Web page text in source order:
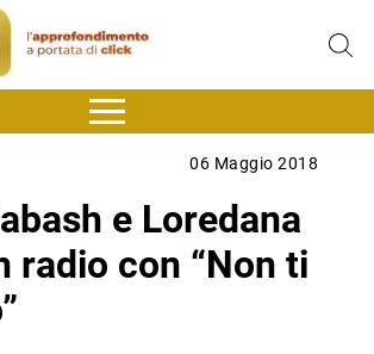
06 Maggio 2018
e Loredana
radio con “Non ti